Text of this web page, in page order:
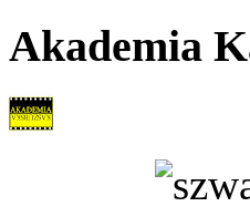
Akademia